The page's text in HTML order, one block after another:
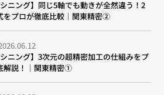
シニング】同じ5軸でも動きが全然違う！2
をプロが徹底比較｜関東精密②
シニング】3次元の超精密加工の仕組みをプ
解説！｜関東精密①